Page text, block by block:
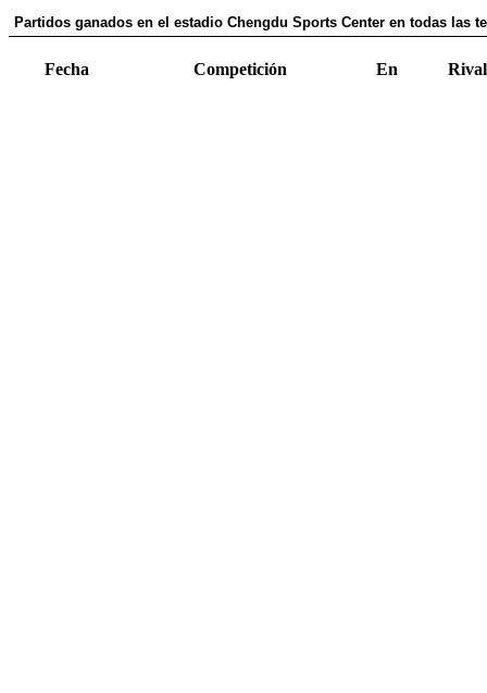
Partidos ganados en el estadio Chengdu Sports Center en todas las
Fecha Competición En Rival